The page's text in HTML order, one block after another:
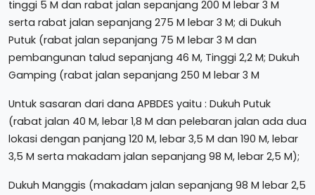
tinggi 5 M dan rabat jalan sepanjang 200 M lebar 3 M
serta rabat jalan sepanjang 275 M lebar 3 M; di Dukuh
Putuk (rabat jalan sepanjang 75 M lebar 3 M dan
pembangunan talud sepanjang 46 M, Tinggi 2,2 M; Dukuh
Gamping (rabat jalan sepanjang 250 M lebar 3 M
Untuk sasaran dari dana APBDES yaitu : Dukuh Putuk
(rabat jalan 40 M, lebar 1,8 M dan pelebaran jalan ada dua
lokasi dengan panjang 120 M, lebar 3,5 M dan 190 M, lebar
3,5 M serta makadam jalan sepanjang 98 M, lebar 2,5 M);
Dukuh Manggis (makadam jalan sepanjang 98 M lebar 2,5